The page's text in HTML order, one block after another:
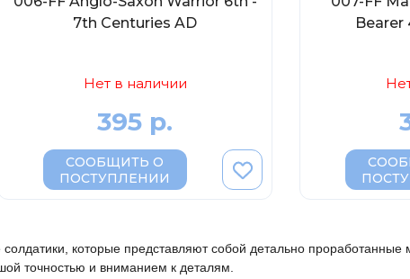
7th Centuries AD
Нет в наличии
395 р.
СООБЩИТЬ О
ПОСТУПЛЕНИИ
Bearer
которые представляют собой детально
точностью и вниманием к деталям.